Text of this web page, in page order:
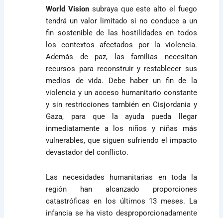
World Vision subraya que este alto el fuego
tendrá un valor limitado si no conduce a un
fin sostenible de las hostilidades en todos
los contextos afectados por la violencia.
Además de paz, las familias necesitan
recursos para reconstruir y restablecer sus
medios de vida. Debe haber un fin de la
violencia y un acceso humanitario constante
y sin restricciones también en Cisjordania y
Gaza, para que la ayuda pueda llegar
inmediatamente a los niños y niñas más
vulnerables, que siguen sufriendo el impacto
devastador del conflicto.
Las necesidades humanitarias en toda la
región han alcanzado proporciones
catastróficas en los últimos 13 meses. La
infancia se ha visto desproporcionadamente